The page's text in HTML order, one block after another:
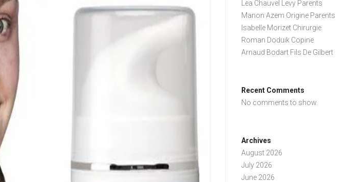
Lea Chauvel Levy Parents
Manon Azem Origine Parents
Isabelle Morizet Chirurgie
Roman Doduik Copine
Arnaud Bodart Fils De Gilbert
Recent Comments
No comments to show.
Archives
August 2026
July 2026
June 2026